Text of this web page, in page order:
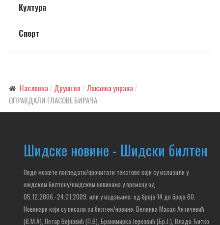
Култура
Спорт
Насловна Друштво
Локална управа
ОПРАВДАЛИ ГЛАСОВЕ БИРАЧА
Шидске новине - Шидски билтен
Овде можете погледати/прочитати текстове који су излазили у
шидском билтену/шидским новинама у времену од
05.12.2006.-24.01.2009. или у издањима: од броја 14 до броја 60.
Новинари који су писали за билтен/новине: Велинка Масал Античевић
(В.М.А), Петар Вејновић (П.В), Бранимирка Јерковић (Бр.Ј.), Влада Ђитко